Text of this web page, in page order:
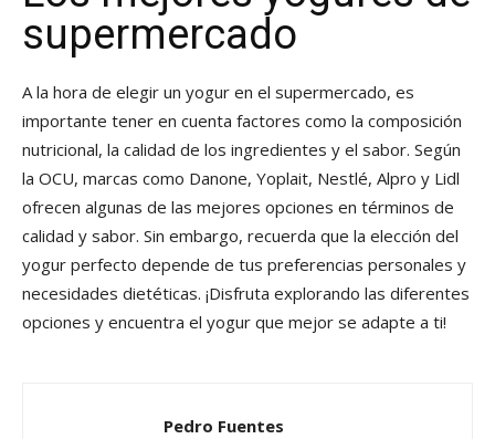
supermercado
A la hora de elegir un yogur en el supermercado, es
importante tener en cuenta factores como la composición
nutricional, la calidad de los ingredientes y el sabor. Según
la OCU, marcas como Danone, Yoplait, Nestlé, Alpro y Lidl
ofrecen algunas de las mejores opciones en términos de
calidad y sabor. Sin embargo, recuerda que la elección del
yogur perfecto depende de tus preferencias personales y
necesidades dietéticas. ¡Disfruta explorando las diferentes
opciones y encuentra el yogur que mejor se adapte a ti!
Pedro Fuentes